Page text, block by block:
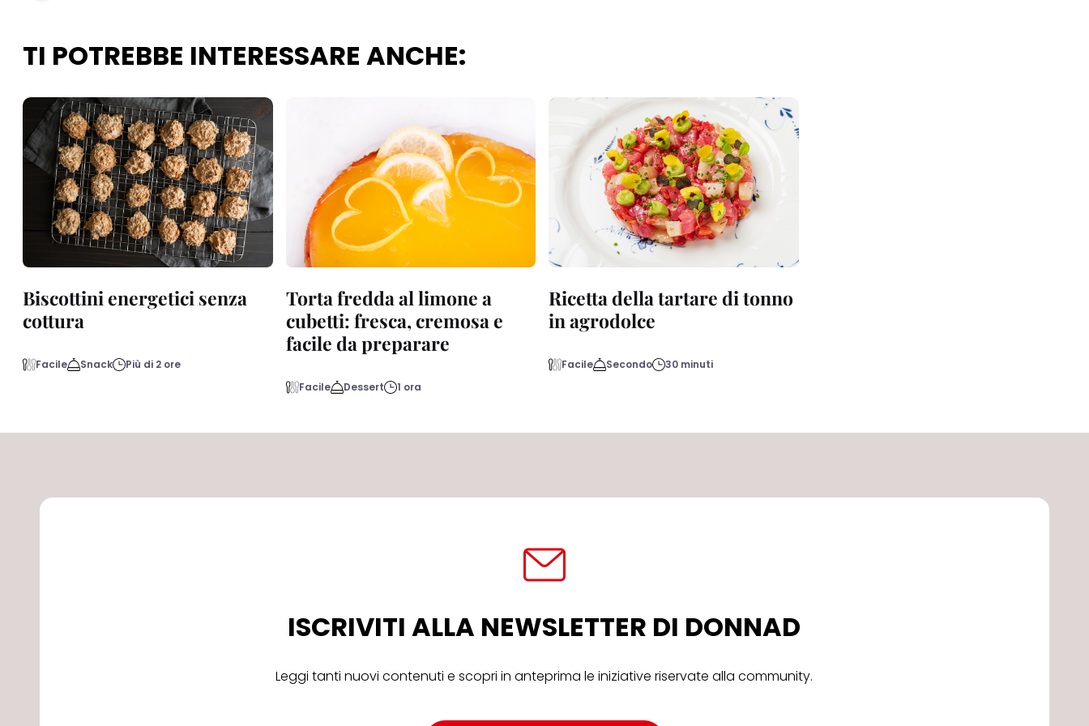
TI POTREBBE INTERESSARE ANCHE:
Biscottini energetici senza
cottura
Facile Snack Più di 2 ore
Torta fredda al limone a
cubetti: fresca, cremosa e
facile da preparare
Facile Dessert 1 ora
Ricetta della tartare di tonno
in agrodolce
Facile Secondo 30 minuti
ISCRIVITI ALLA NEWSLETTER DI DONNAD
Leggi tanti nuovi contenuti e scopri in anteprima le iniziative riservate alla community.